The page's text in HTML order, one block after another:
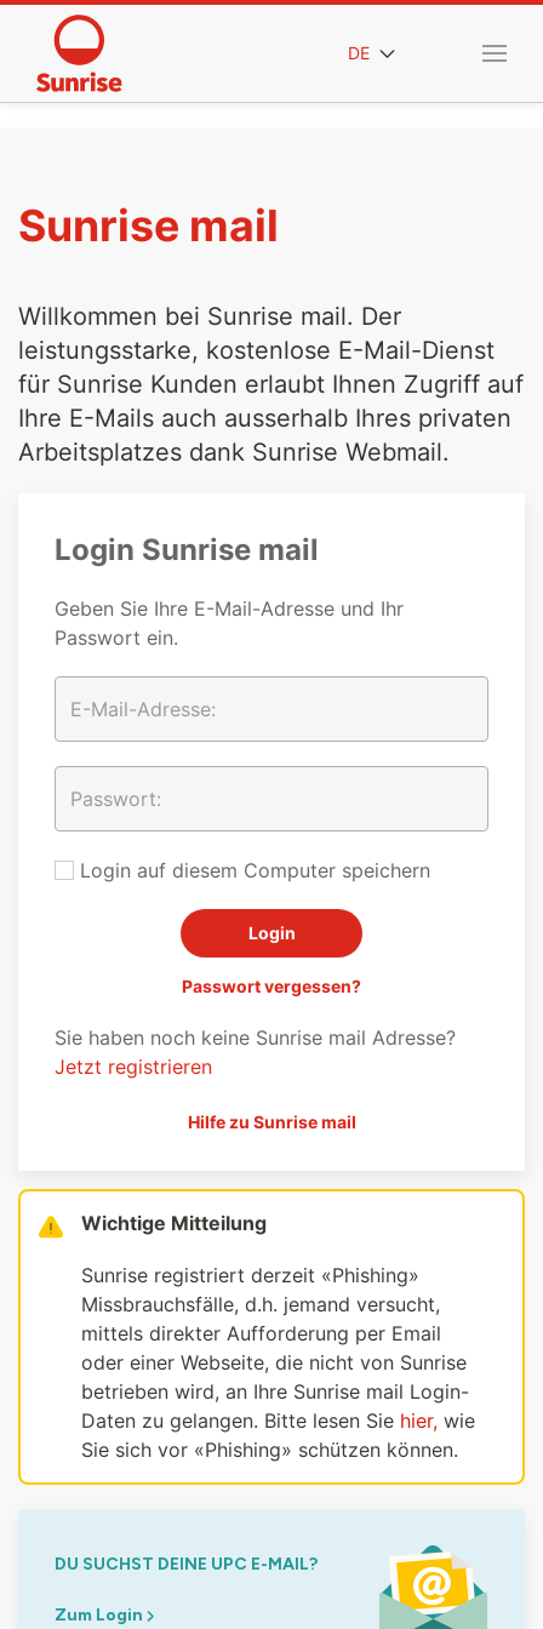
DE
Sunrise mail
Willkommen bei Sunrise mail. Der
leistungsstarke, kostenlose E-Mail-Dienst
für Sunrise Kunden erlaubt Ihnen Zugriff auf
Ihre E-Mails auch ausserhalb Ihres privaten
Arbeitsplatzes dank Sunrise Webmail.
Login Sunrise mail
Geben Sie Ihre E-Mail-Adresse und Ihr
Passwort ein.
Login auf diesem Computer speichern
Passwort vergessen?
Sie haben noch keine Sunrise mail Adresse?
Jetzt registrieren
Hilfe zu Sunrise mail
Wichtige Mitteilung
Sunrise registriert derzeit «Phishing»
Missbrauchsfälle, d.h. jemand versucht,
mittels direkter Aufforderung per Email
oder einer Webseite, die nicht von Sunrise
betrieben wird, an Ihre Sunrise mail Login-
Daten zu gelangen. Bitte lesen Sie hier, wie
Sie sich vor «Phishing» schützen können.
DU SUCHST DEINE UPC E-MAIL?
Zum Login